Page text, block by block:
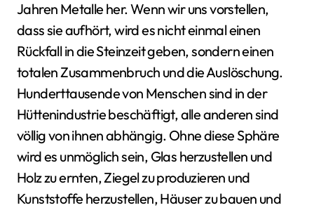
Jahren Metalle her. Wenn wir uns vorstellen,
dass sie aufhört, wird es nicht einmal einen
Rückfall in die Steinzeit geben, sondern einen
totalen Zusammenbruch und die Auslöschung.
Hunderttausende von Menschen sind in der
Hüttenindustrie beschäftigt, alle anderen sind
völlig von ihnen abhängig. Ohne diese Sphäre
wird es unmöglich sein, Glas herzustellen und
Holz zu ernten, Ziegel zu produzieren und
Kunststoffe herzustellen, Häuser zu bauen und